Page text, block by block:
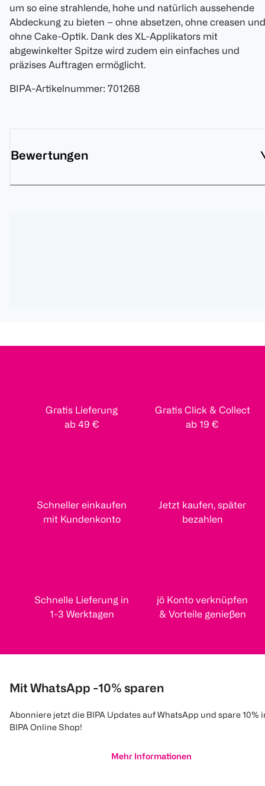
um so eine strahlende, hohe und natürlich aussehende
Abdeckung zu bieten – ohne absetzen, ohne creasen und
ohne Cake-Optik. Dank des XL-Applikators mit
abgewinkelter Spitze wird zudem ein einfaches und
präzises Auftragen ermöglicht.
BIPA-Artikelnummer: 701268
Bewertungen
Gratis Lieferung
ab 49 €
Gratis Click & Collect
ab 19 €
Schneller einkaufen
mit Kundenkonto
Jetzt kaufen, später
bezahlen
Schnelle Lieferung in
1-3 Werktagen
jö Konto verknüpfen
& Vorteile genießen
Mit WhatsApp -10% sparen
Abonniere jetzt die BIPA Updates auf WhatsApp und spare 10%
BIPA Online Shop!
Mehr Informationen